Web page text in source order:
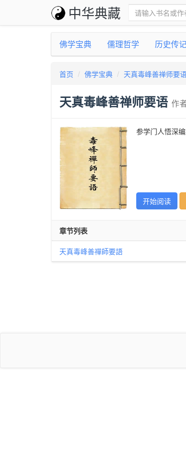
中华典藏
佛学宝典 儒理哲学 历史传
首页 佛学宝典 天真毒峰善禅师要
天真毒峰善禅师要语 作
参学门人悟深
开始阅读
章节列表
天真毒峰善禪師要語